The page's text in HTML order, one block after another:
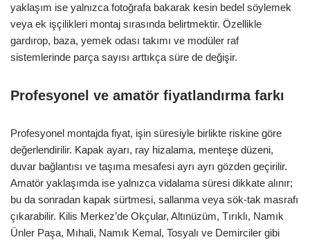
yaklaşım ise yalnızca fotoğrafa bakarak kesin bedel söylemek
veya ek işçilikleri montaj sırasında belirtmektir. Özellikle
gardırop, baza, yemek odası takımı ve modüler raf
sistemlerinde parça sayısı arttıkça süre de değişir.
Profesyonel ve amatör fiyatlandırma farkı
Profesyonel montajda fiyat, işin süresiyle birlikte riskine göre
değerlendirilir. Kapak ayarı, ray hizalama, menteşe düzeni,
duvar bağlantısı ve taşıma mesafesi ayrı ayrı gözden geçirilir.
Amatör yaklaşımda ise yalnızca vidalama süresi dikkate alınır;
bu da sonradan kapak sürtmesi, sallanma veya sök-tak masrafı
çıkarabilir. Kilis Merkez’de Okçular, Altınüzüm, Tırıklı, Namık
Ünler Paşa, Mıhali, Namık Kemal, Tosyalı ve Demirciler gibi